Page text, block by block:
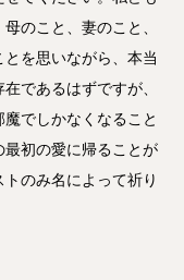
のこと、妻のこと、
を思いながら、本当
であるはずですが、
でしかなくなること
初の愛に帰ることが
のみ名によって祈り